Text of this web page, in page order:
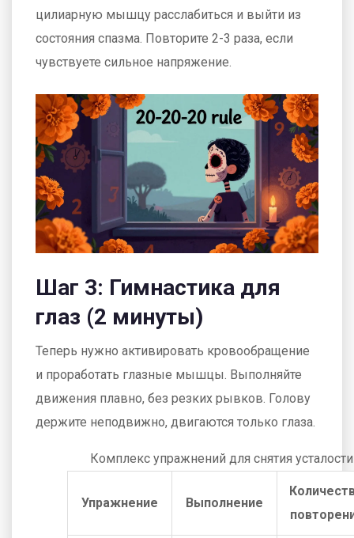
цилиарную мышцу расслабиться и выйти из
состояния спазма. Повторите 2-3 раза, если
чувствуете сильное напряжение.
Шаг 3: Гимнастика для
глаз (2 минуты)
Теперь нужно активировать кровообращение
и проработать глазные мышцы. Выполняйте
движения плавно, без резких рывков. Голову
держите неподвижно, двигаются только глаза.
Комплекс упражнений для снятия усталости
Упражнение Выполнение